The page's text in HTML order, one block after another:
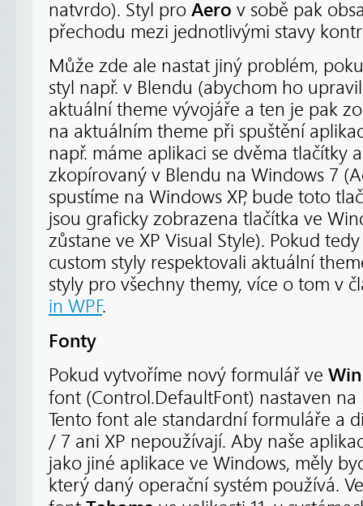
natvrdo). Styl pro Aero v sobě pak
přechodu mezi jednotlivými stavy
Může zde ale nastat jiný problém,
styl např. v Blendu (abychom ho
aktuální theme vývojáře a ten je pak
na aktuálním theme při spuštění
např. máme aplikaci se dvěma tlačítky
zkopírovaný v Blendu na Windows 7
spustíme na Windows XP, bude toto
jsou graficky zobrazena tlačítka ve
zůstane ve XP Visual Style). Pokud
custom styly respektovali aktuální
styly pro všechny themy, více o tom v
in WPF.
Fonty
Pokud vytvoříme nový formulář ve
font (Control.DefaultFont) nastaven na
Tento font ale standardní formuláře a
/ 7 ani XP nepoužívají. Aby naše
jako jiné aplikace ve Windows, měly
který daný operační systém používá.